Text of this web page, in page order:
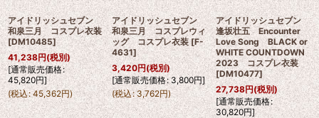
アイドリッシュセブン
和泉三月 コスプレ衣装
[DM10485]
41,238円(税別)
[通常販売価格:
45,820円]
(税込: 45,362円)
アイドリッシュセブン
和泉三月 コスプレウィ
ッグ コスプレ衣装 [F-
4631]
3,420円(税別)
[通常販売価格: 3,800円]
(税込: 3,762円)
アイドリッシュセブン
逢坂壮五 Encounter
Love Song BLACK or
WHITE COUNTDOWN
2023 コスプレ衣装
[DM10477]
27,738円(税別)
[通常販売価格:
30,820円]